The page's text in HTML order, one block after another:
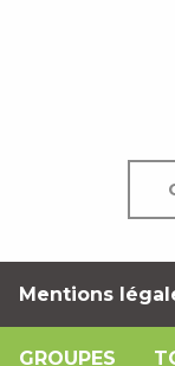
Mentions
GROUPES